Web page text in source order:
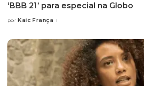
‘BBB 21’ para especial na Globo
Posted
por Kaic França